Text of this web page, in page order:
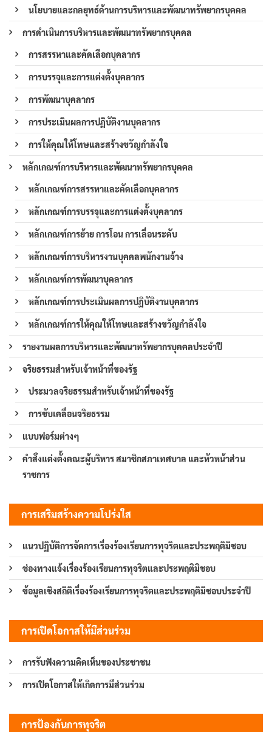
นโยบายและกลยุทธ์ด้านการบริหารและพัฒนาทรัพยากรบุคคล
การดำเนินการบริหารและพัฒนาทรัพยากรบุคคล
การสรรหาและคัดเลือกบุคลากร
การบรรจุและการแต่งตั้งบุคลากร
การพัฒนาบุคลากร
การประเมินผลการปฏิบัติงานบุคลากร
การให้คุณให้โทษและสร้างขวัญกำลังใจ
หลักเกณฑ์การบริหารและพัฒนาทรัพยากรบุคคล
หลักเกณฑ์การสรรหาและคัดเลือกบุคลากร
หลักเกณฑ์การบรรจุและการแต่งตั้งบุคลากร
หลักเกณฑ์การย้าย การโอน การเลื่อนระดับ
หลักเกณฑ์การบริหารงานบุคคลพนักงานจ้าง
หลักเกณฑ์การพัฒนาบุคลากร
หลักเกณฑ์การประเมินผลการปฏิบัติงานบุคลากร
หลักเกณฑ์การให้คุณให้โทษและสร้างขวัญกำลังใจ
รายงานผลการบริหารและพัฒนาทรัพยากรบุคคลประจำปี
จริยธรรมสำหรับเจ้าหน้าที่ของรัฐ
ประมวลจริยธรรมสำหรับเจ้าหน้าที่ของรัฐ
การขับเคลื่อนจริยธรรม
แบบฟอร์มต่างๆ
คำสั่งแต่งตั้งคณะผู้บริหาร สมาชิกสภาเทศบาล และหัวหน้าส่วน
ราชการ
การเสริมสร้างความโปร่งใส
แนวปฏิบัติการจัดการเรื่องร้องเรียนการทุจริตและประพฤติมิชอบ
ช่องทางแจ้งเรื่องร้องเรียนการทุจริตและประพฤติมิชอบ
ข้อมูลเชิงสถิติเรื่องร้องเรียนการทุจริตและประพฤติมิชอบประจำปี
การเปิดโอกาสให้มีส่วนร่วม
การรับฟังความคิดเห็นของประชาชน
การเปิดโอกาสให้เกิดการมีส่วนร่วม
การป้องกันการทุจริต